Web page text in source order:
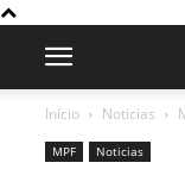
Início Noticias
MPF Noticias